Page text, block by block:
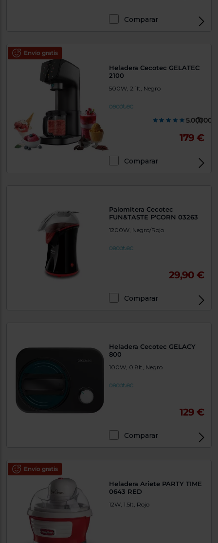
Comparar
Envío gratis
Heladera Cecotec GELATEC
2100
500W, 2.1lt, Negro
(1)
179 €
Comparar
Palomitera Cecotec
FUN&TASTE P'CORN 03263
1200W, Negro/Rojo
29,90 €
Comparar
Heladera Cecotec GELACY
800
100W, 0.8lt, Negro
129 €
Comparar
Envío gratis
Heladera Ariete PARTY TIME
0643 RED
12W, 1.5lt, Rojo